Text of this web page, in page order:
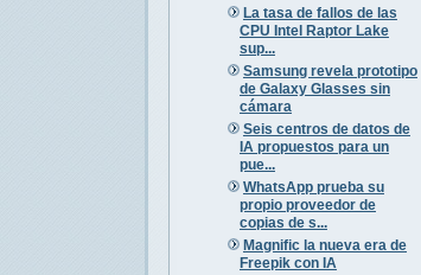
La tasa de fallos de las
CPU Intel Raptor Lake
sup...
Samsung revela prototipo
de Galaxy Glasses sin
cámara
Seis centros de datos de
IA propuestos para un
pue...
WhatsApp prueba su
propio proveedor de
copias de s...
Magnific la nueva era de
Freepik con IA